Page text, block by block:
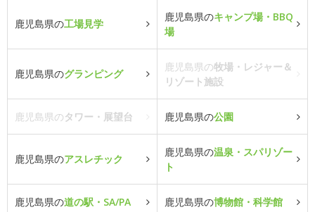
鹿児島県の工場見学
鹿児島県のキャンプ場・BBQ
場
鹿児島県のグランピング
鹿児島県の牧場・レジャー＆
リゾート施設
鹿児島県のタワー・展望台 鹿児島県の公園
鹿児島県のアスレチック
鹿児島県の温泉・スパリゾー
ト
鹿児島県の道の駅・SA/PA 鹿児島県の博物館・科学館